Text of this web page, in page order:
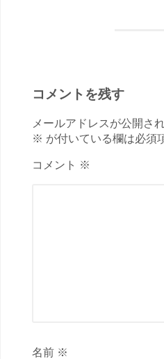
コメントを残す
メールアドレスが公開さ
※ が付いている欄は必須
コメント ※
名前 ※